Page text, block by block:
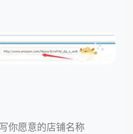
你愿意的店铺名称